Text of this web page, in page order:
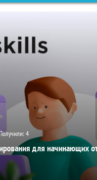
4
для начинающих